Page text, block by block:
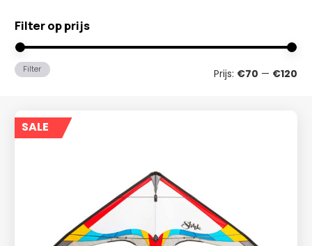
Filter op prijs
Filter Prijs: €70 — €120
SALE